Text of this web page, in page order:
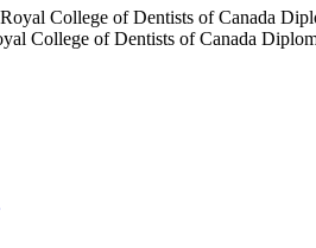
College of Dentists of Canada